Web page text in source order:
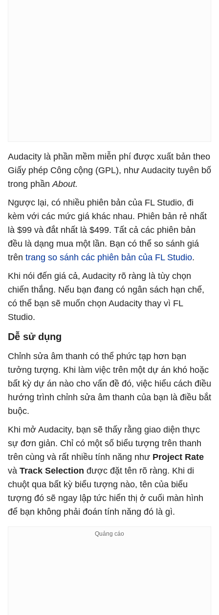
Audacity là phần mềm miễn phí được xuất bản theo
Giấy phép Công cộng (GPL), như Audacity tuyên bố
trong phầnAbout.
Ngược lại, có nhiều phiên bản của FL Studio, đi
kèm với các mức giá khác nhau. Phiên bản rẻ nhất
là $99 và đắt nhất là $499. Tất cả các phiên bản
đều là dạng mua một lần. Bạn có thể so sánh giá
trên trang so sánh các phiên bản của FL Studio.
Khi nói đến giá cả, Audacity rõ ràng là tùy chọn
chiến thắng. Nếu bạn đang có ngân sách hạn chế,
có thể bạn sẽ muốn chọn Audacity thay vì FL
Studio.
Dễ sử dụng
Chỉnh sửa âm thanh có thể phức tạp hơn bạn
tưởng tượng. Khi làm việc trên một dự án khó hoặc
bất kỳ dự án nào cho vấn đề đó, việc hiểu cách điều
hướng trình chỉnh sửa âm thanh của bạn là điều bắt
buộc.
Khi mở Audacity, bạn sẽ thấy rằng giao diện thực
sự đơn giản. Chỉ có một số biểu tượng trên thanh
trên cùng và rất nhiều tính năng như Project Rate
và Track Selection được đặt tên rõ ràng. Khi di
chuột qua bất kỳ biểu tượng nào, tên của biểu
tượng đó sẽ ngay lập tức hiển thị ở cuối màn hình
để bạn không phải đoán tính năng đó là gì.